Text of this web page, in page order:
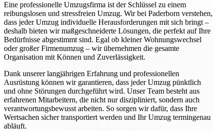
Eine professionelle Umzugsfirma ist der Schlüssel zu einem
reibungslosen und stressfreien Umzug. Wir bei Paderborn verstehen,
dass jeder Umzug individuelle Herausforderungen mit sich bringt –
deshalb bieten wir maßgeschneiderte Lösungen, die perfekt auf Ihre
Bedürfnisse abgestimmt sind. Egal ob kleiner Wohnungswechsel
oder großer Firmenumzug – wir übernehmen die gesamte
Organisation mit Können und Zuverlässigkeit.
Dank unserer langjährigen Erfahrung und professionellen
Ausrüstung können wir garantieren, dass jeder Umzug pünktlich
und ohne Störungen durchgeführt wird. Unser Team besteht aus
erfahrenen Mitarbeitern, die nicht nur diszipliniert, sondern auch
verantwortungsbewusst arbeiten. So sorgen wir dafür, dass Ihre
Wertsachen sicher transportiert werden und Ihr Umzug termingenau
abläuft.